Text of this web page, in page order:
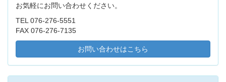
お気軽にお問い合わせください。
TEL 076-276-5551
FAX 076-276-7135
お問い合わせはこちら